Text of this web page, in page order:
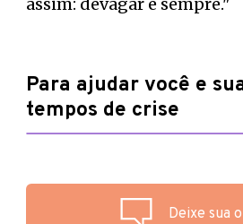
Para ajudar você e
tempos de crise
Deixe sua